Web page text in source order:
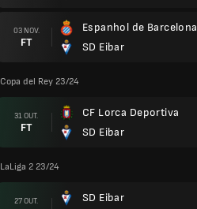
03 NOV.
FT
Espanhol de Barcelona
SD Eibar
Copa del Rey 23/24
31 OUT.
FT
CF Lorca Deportiva
SD Eibar
LaLiga 2 23/24
27 OUT. SD Eibar